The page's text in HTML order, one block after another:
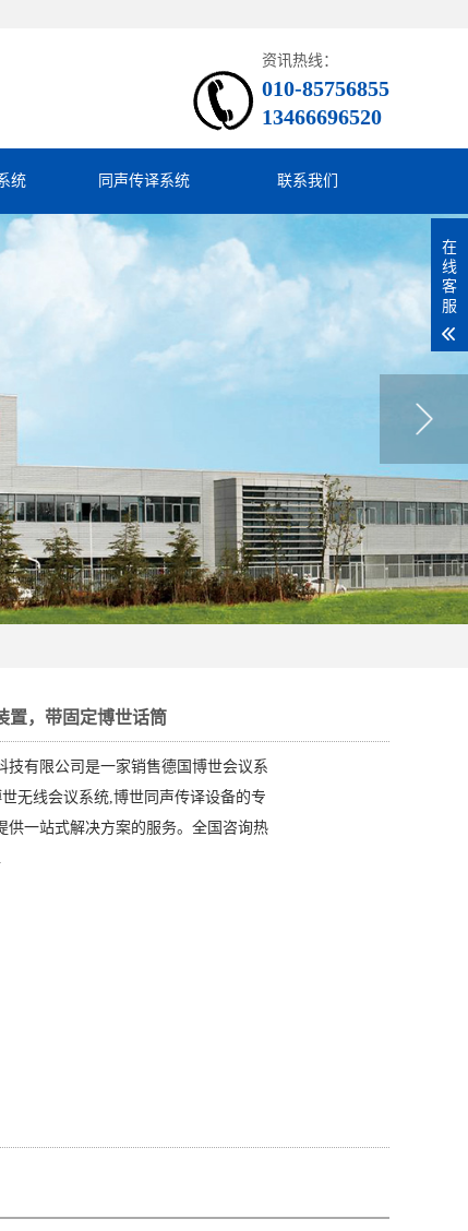
资讯热线：
010-85756855
13466696520
统 同声传译系统 联系我们
置，带固定博世话筒
技有限公司是一家销售德国博世会议系
无线会议系统,博世同声传译设备的专
供一站式解决方案的服务。全国咨询热
在
线
客
服